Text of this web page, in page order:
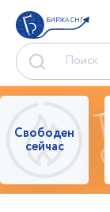
БИРЖА СНГ
Свободен
сейчас